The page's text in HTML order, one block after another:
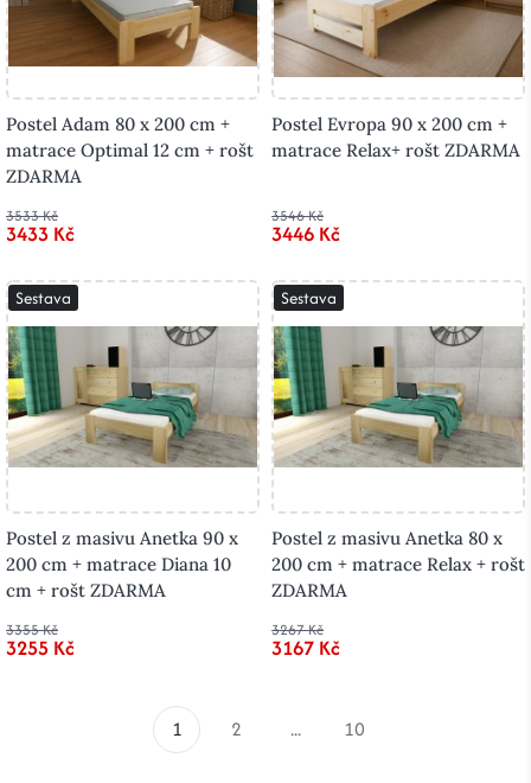
Postel Adam 80 x 200 cm +
matrace Optimal 12 cm + rošt
ZDARMA
3533 Kč
3433 Kč
Postel Evropa 90 x 200 cm +
matrace Relax+ rošt ZDARMA
3546 Kč
3446 Kč
Sestava
Postel z masivu Anetka 90 x
200 cm + matrace Diana 10
cm + rošt ZDARMA
3355 Kč
3255 Kč
Sestava
Postel z masivu Anetka 80 x
200 cm + matrace Relax + rošt
ZDARMA
3267 Kč
3167 Kč
1 2 ... 10